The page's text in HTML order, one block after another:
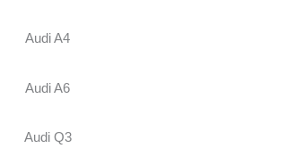
Audi A4
Audi A6
Audi Q3